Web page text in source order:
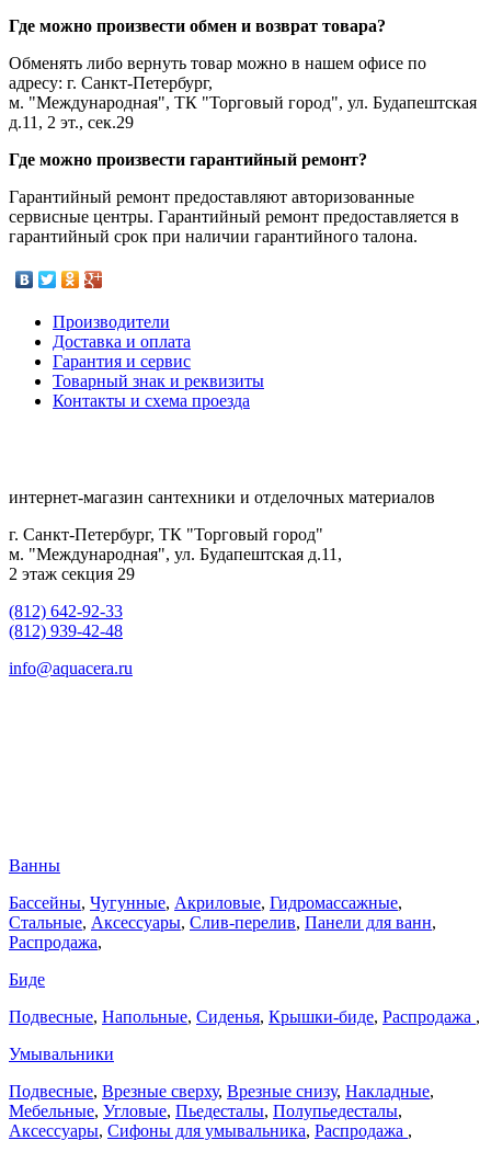
Где можно произвести обмен и возврат товара?
Обменять либо вернуть товар можно в нашем офисе по
адресу: г. Санкт-Петербург,
м. "Международная", ТК "Торговый город", ул. Будапештская
д.11, 2 эт., сек.29
Где можно произвести гарантийный ремонт?
Гарантийный ремонт предоставляют авторизованные
сервисные центры. Гарантийный ремонт предоставляется в
гарантийный срок при наличии гарантийного талона.
Производители
Доставка и оплата
Гарантия и сервис
Товарный знак и реквизиты
Контакты и схема проезда
интернет-магазин сантехники и отделочных материалов
г. Санкт-Петербург, ТК "Торговый город"
м. "Международная", ул. Будапештская д.11,
2 этаж секция 29
(812) 642-92-33
(812) 939-42-48
info@aquacera.ru
Ванны
Бассейны, Чугунные, Акриловые, Гидромассажные,
Стальные, Аксессуары, Слив-перелив, Панели для ванн,
Распродажа,
Биде
Подвесные, Напольные, Сиденья, Крышки-биде, Распродажа ,
Умывальники
Подвесные, Врезные сверху, Врезные снизу, Накладные,
Мебельные, Угловые, Пьедесталы, Полупьедесталы,
Аксессуары, Сифоны для умывальника, Распродажа ,